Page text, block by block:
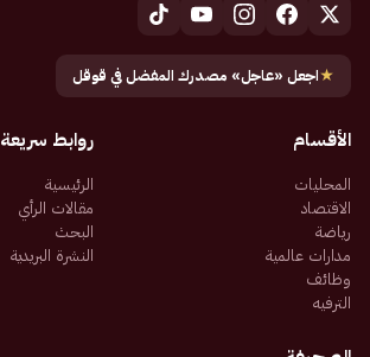
★اجعل «عاجل» مصدرك المفضل في قوقل
الأقسام
المحليات
الاقتصاد
رياضة
مدارات عالمية
وظائف
الترفيه
روابط سريعة
الرئيسية
مقالات الرأي
البحث
النشرة البريدية